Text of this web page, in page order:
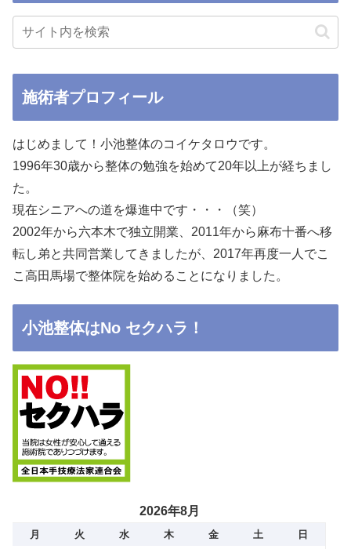
施術者プロフィール
はじめまして！小池整体のコイケタロウです。
1996年30歳から整体の勉強を始めて20年以上が経ちまし
た。
現在シニアへの道を爆進中です・・・（笑）
2002年から六本木で独立開業、2011年から麻布十番へ移
転し弟と共同営業してきましたが、2017年再度一人でこ
こ高田馬場で整体院を始めることになりました。
小池整体はNo セクハラ！
2026年8月
月 火 水 木 金 土
日